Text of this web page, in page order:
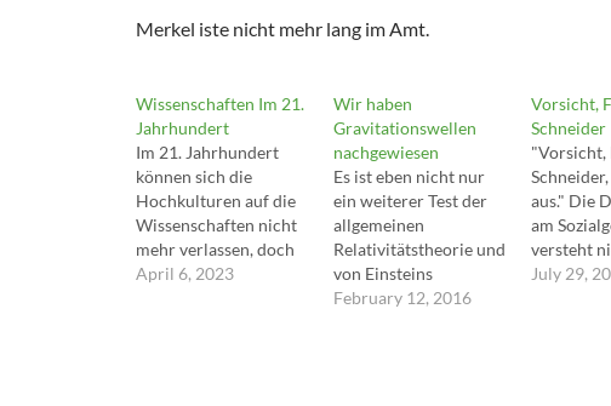
Merkel iste nicht mehr lang im Amt.
Wissenschaften Im 21.
Jahrhundert
Im 21. Jahrhundert
können sich die
Hochkulturen auf die
Wissenschaften nicht
mehr verlassen, doch
sie werden, in der
April 6, 2023
Wir haben
Gravitationswellen
nachgewiesen
Es ist eben nicht nur
ein weiterer Test der
allgemeinen
Relativitätstheorie und
von Einsteins
Vorhersagen. Es ist vor
February 12, 2016
Vorsicht,
Schneider
"Vorsicht,
aus." Die
am
versteht
"Ihr
July 29,